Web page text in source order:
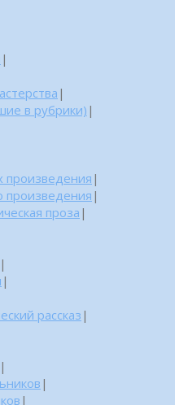
|
|
в рубрики) |
произведения |
произведения |
проза|
|
|
рассказ|
|
|
|